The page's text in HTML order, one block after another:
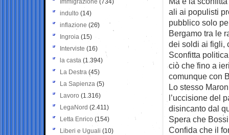
ali ai populisti
pubblico solo
Bergamo tra le
dei soldi ai figli,
Sconfitta
ciò che fino a
comunque con
Lo stesso
l’uccisione del
disincanto dal
Spera che
Confida che il
Immigrazione (734)
indulto (14)
inflazione (26)
Ingroia (15)
Interviste (16)
la casta (1.394)
La Destra (45)
La Sapienza (5)
Lavoro (1.316)
LegaNord (2.411)
Letta Enrico (154)
Liberi e Uguali (10)